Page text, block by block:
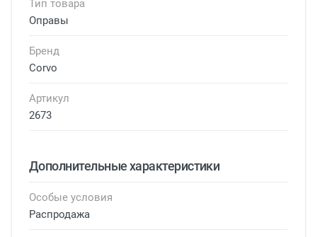
Тип товара
Оправы
Бренд
Corvo
Артикул
2673
Дополнительные характеристики
Особые условия
Распродажа